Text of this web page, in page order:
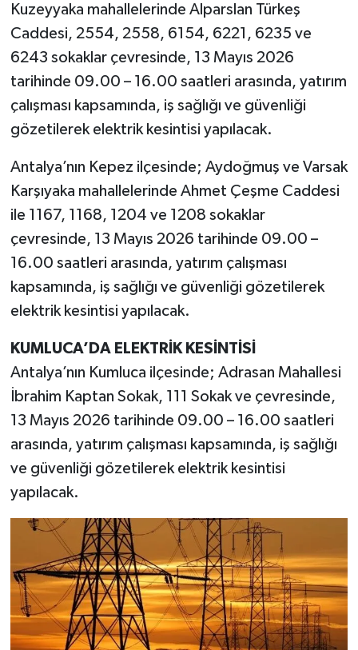
Kuzeyyaka mahallelerinde Alparslan Türkeş
Caddesi, 2554, 2558, 6154, 6221, 6235 ve
6243 sokaklar çevresinde, 13 Mayıs 2026
tarihinde 09.00 – 16.00 saatleri arasında, yatırım
çalışması kapsamında, iş sağlığı ve güvenliği
gözetilerek elektrik kesintisi yapılacak.
Antalya’nın Kepez ilçesinde; Aydoğmuş ve Varsak
Karşıyaka mahallelerinde Ahmet Çeşme Caddesi
ile 1167, 1168, 1204 ve 1208 sokaklar
çevresinde, 13 Mayıs 2026 tarihinde 09.00 –
16.00 saatleri arasında, yatırım çalışması
kapsamında, iş sağlığı ve güvenliği gözetilerek
elektrik kesintisi yapılacak.
KUMLUCA’DA ELEKTRİK KESİNTİSİ
Antalya’nın Kumluca ilçesinde; Adrasan Mahallesi
İbrahim Kaptan Sokak, 111 Sokak ve çevresinde,
13 Mayıs 2026 tarihinde 09.00 – 16.00 saatleri
arasında, yatırım çalışması kapsamında, iş sağlığı
ve güvenliği gözetilerek elektrik kesintisi
yapılacak.